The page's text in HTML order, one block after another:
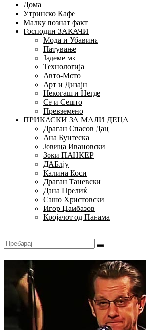
Дома
Утринско Кафе
Малку познат факт
Господин ЗАКАЧИ
Мода и Убавина
Патување
Јадеме.мк
Технологија
Авто-Мото
Арт и Дизајн
Некогаш и Негде
Се и Сешто
Превземено
ПРИКАСКИ ЗА МАЛИ ДЕЦА
Драган Спасов Дац
Ана Бунтеска
Јовица Ивановски
Зоки ПАНКЕР
ДАБлју
Калина Коси
Драган Таневски
Дана Прелиќ
Сашо Христовски
Игор Џамбазов
Кројачот од Панама